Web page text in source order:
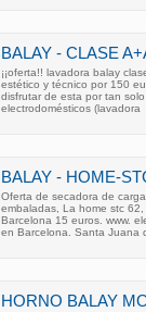
BALAY - CLASE
¡¡oferta!! lavadora balay
estético y técnico por 150
disfrutar de esta por tan
electrodomésticos (lavadora
BALAY - HOME-
Oferta de secadora de
embaladas, La home stc
Barcelona 15 euros. www.
en Barcelona. Santa Juana
HORNO BALAY